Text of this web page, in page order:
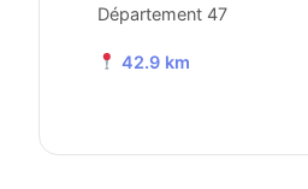
Département 47
42.9 km